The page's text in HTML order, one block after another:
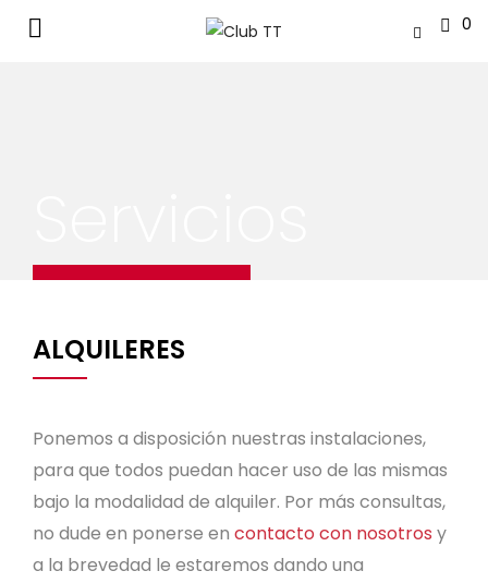
0
ALQUILERES
Ponemos a disposición nuestras instalaciones,
para que todos puedan hacer uso de las mismas
bajo la modalidad de alquiler. Por más consultas,
no dude en ponerse en contacto con nosotros y
a la brevedad le estaremos dando una